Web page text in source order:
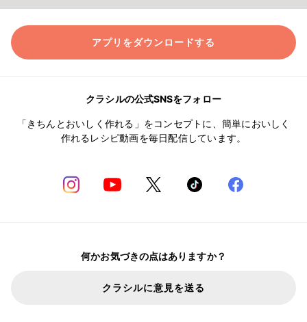
アプリをダウンロードする
クラシルの公式SNSをフォロー
「きちんとおいしく作れる」をコンセプトに、簡単においしく
作れるレシピ動画を毎日配信しています。
何かお気づきの点はありますか？
クラシルに意見を送る